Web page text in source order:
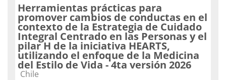
Herramientas prácticas para
promover cambios de conductas en el
contexto de la Estrategia de Cuidado
Integral Centrado en las Personas y el
pilar H de la iniciativa HEARTS,
utilizando el enfoque de la Medicina
del Estilo de Vida - 4ta versión 2026
Categoría de cursos
Chile